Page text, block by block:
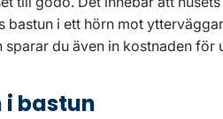
bastun i ett hörn mot
sparar du även in kostnaden
bastun